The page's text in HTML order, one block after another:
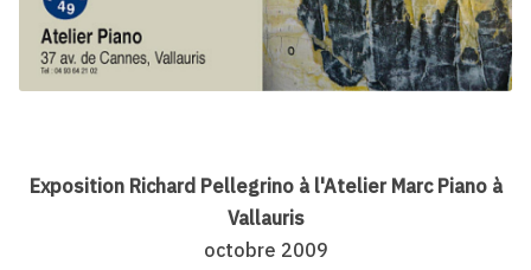
Exposition Richard Pellegrino à l'Atelier Marc Piano à
Vallauris
octobre 2009